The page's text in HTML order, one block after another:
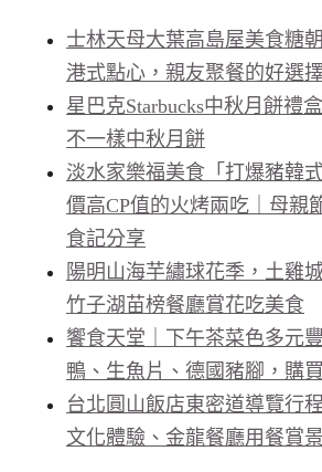
士林天母大葉高島屋美食糖
港式點心，親友聚餐的好選
星巴克Starbucks中秋月餅禮
不一樣中秋月餅
淡水家樂福美食「打爆豬韓
價高CP值的火烤兩吃｜母親
食記分享
陽明山海芋繡球花季，土雞
竹子湖苗榜餐廳賞花吃美食
饗食天堂｜下午茶菜色多元
鴨、生魚片、德國豬腳，購
台北圓山飯店東密道導覽行
文化體驗、金龍餐廳用餐賞景